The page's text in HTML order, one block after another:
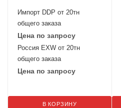
Импорт DDP от 20тн
общего заказа
Цена по запросу
Россия EXW от 20тн
общего заказа
Цена по запросу
В КОРЗИНУ